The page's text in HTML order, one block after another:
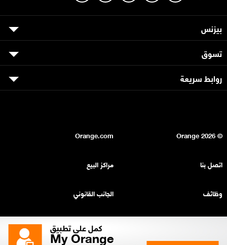
كمل على تطبيق
My Orange
بيزنس
تسوق
روابط سريعة
© Orange
2026
Orange.com
اتصل بنا مراكز البيع
وظائف الجانب القانوني